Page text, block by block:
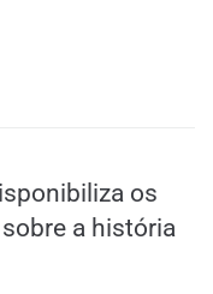
os
a história